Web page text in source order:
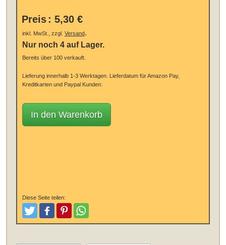
Preis : 5,30 €
inkl. MwSt., zzgl. Versand.
Nur noch 4 auf Lager.
Bereits über 100 verkauft.
Lieferung innerhalb 1-3 Werktagen.
Lieferdatum für Amazon Pay,
Kreditkarten und Paypal Kunden:
In den Warenkorb
Diese Seite teilen:
TweetenPostenPinterestTeilen